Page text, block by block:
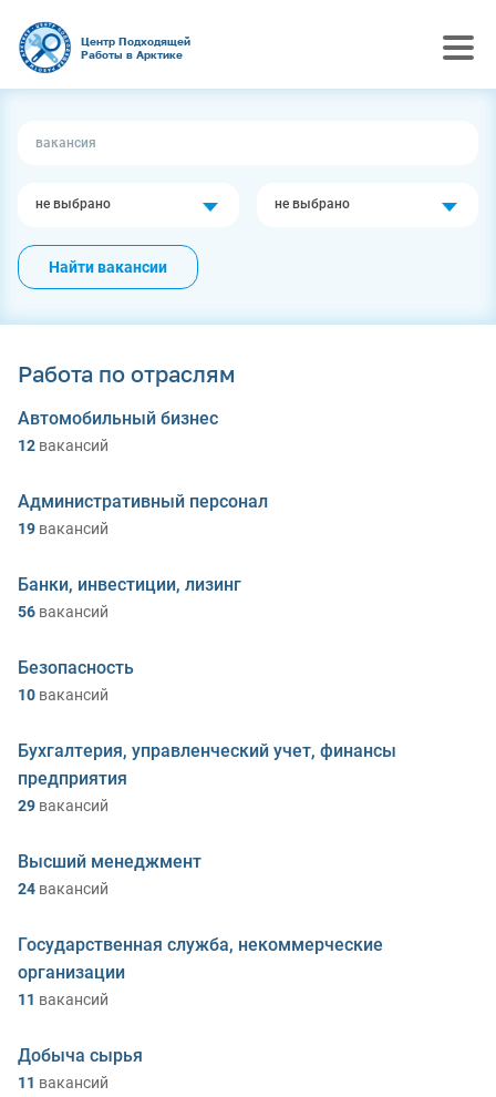
Центр Подходящей
Работы в Арктике
не выбрано не выбрано
Найти вакансии
Работа по отраслям
Автомобильный бизнес
12 вакансий
Административный персонал
19 вакансий
Банки, инвестиции, лизинг
56 вакансий
Безопасность
10 вакансий
Бухгалтерия, управленческий учет, финансы
предприятия
29 вакансий
Высший менеджмент
24 вакансий
Государственная служба, некоммерческие
организации
11 вакансий
Добыча сырья
11 вакансий